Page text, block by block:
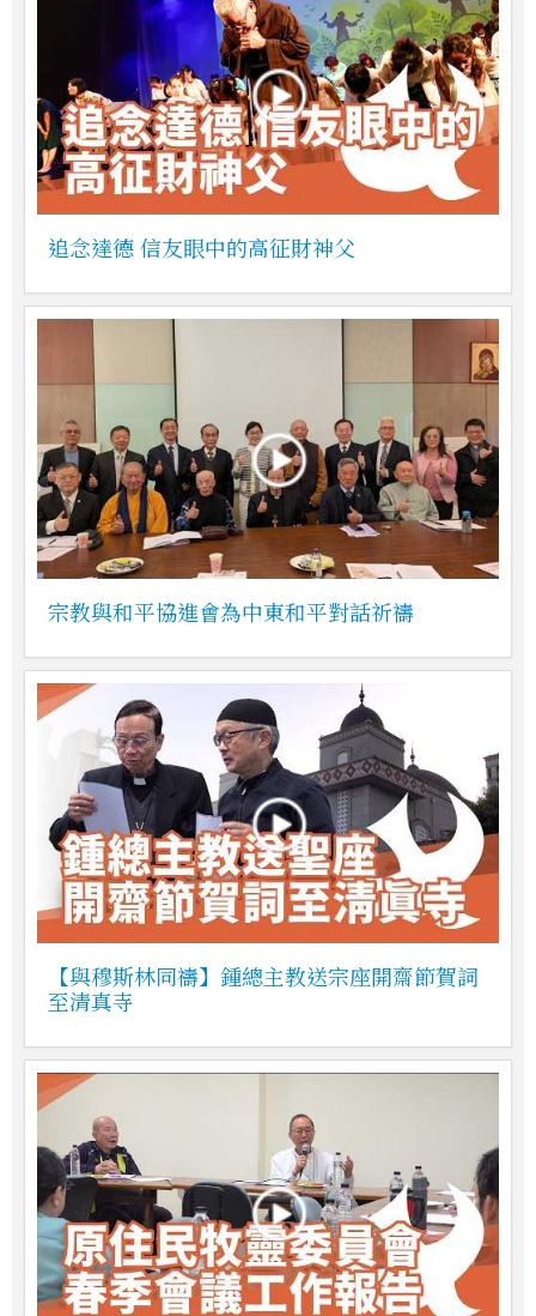
追念達德 信友眼中的高征財神父
宗教與和平協進會為中東和平對話祈禱
【與穆斯林同禱】鍾總主教送宗座開齋節賀詞
至清真寺